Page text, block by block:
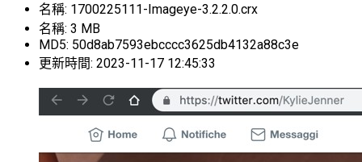
名稱: 1700225111-Imageye-3.2.2.0.crx
名稱: 3 MB
MD5: 50d8ab7593ebcccc3625db4132a88c3e
更新時間: 2023-11-17 12:45:33